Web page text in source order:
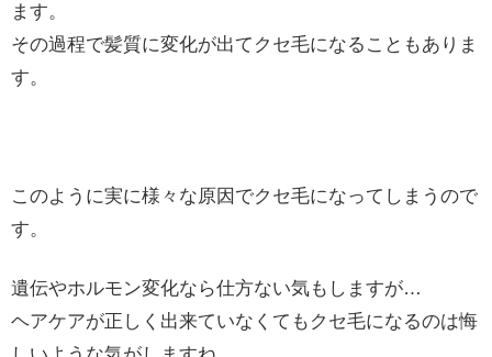
ます。
その過程で髪質に変化が出てクセ毛になることもありま
す。
このように実に様々な原因でクセ毛になってしまうので
す。
遺伝やホルモン変化なら仕方ない気もしますが…
ヘアケアが正しく出来ていなくてもクセ毛になるのは悔